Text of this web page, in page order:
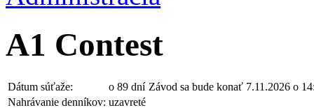
A1 Contest
Dátum súťaže: o 89 dní Závod sa bude konať 7.11.2026 o
Nahrávanie denníkov: uzavreté